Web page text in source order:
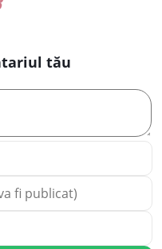
tău